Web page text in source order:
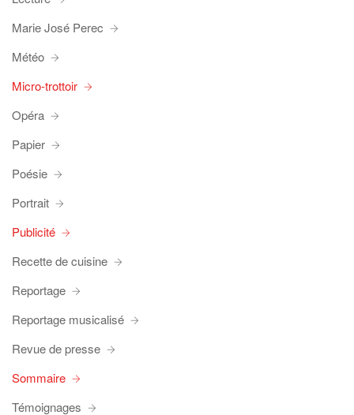
Marie José Perec
Météo
Micro-trottoir
Opéra
Papier
Poésie
Portrait
Publicité
Recette de cuisine
Reportage
Reportage musicalisé
Revue de presse
Sommaire
Témoignages